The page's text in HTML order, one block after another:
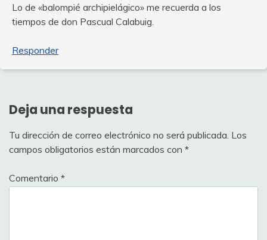
Lo de «balompié archipielágico» me recuerda a los
tiempos de don Pascual Calabuig.
Responder
Deja una respuesta
Tu dirección de correo electrónico no será publicada. Los
campos obligatorios están marcados con *
Comentario *